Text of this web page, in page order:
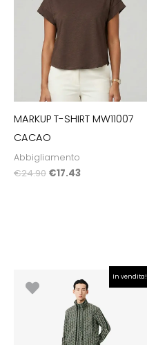
MARKUP T-SHIRT MW11007
CACAO
Abbigliamento
€24.90
era:
€24.90.
€17.43
attuale
In vendita!
prezzo
originale
era:
€190.00.
prezzo
attuale
è:
€133.00.